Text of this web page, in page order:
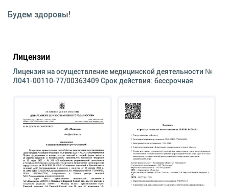
Будем здоровы!
Лицензии
Лицензия на осуществление медицинской деятельности №
Л041-00110-77/00363409 Срок действия: бессрочная